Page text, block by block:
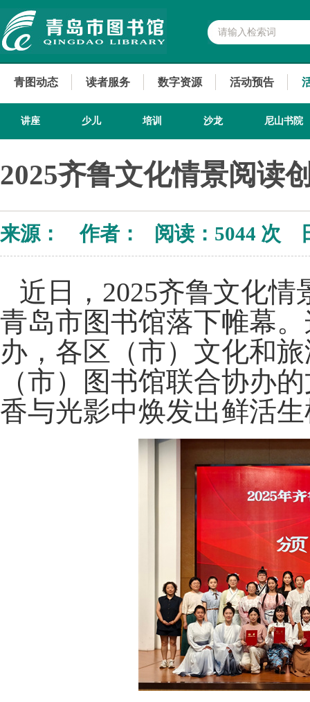
青图动态 读者服务 数字资源 活动预告
讲座 少儿 培训 沙龙 尼山书院
2025齐鲁文化情景阅读
来源： 作者： 阅读： 5044 次
近日，2025齐鲁文化
青岛市图书馆落下帷幕
办，各区（市）文化和
（市）图书馆联合协办
香与光影中焕发出鲜活